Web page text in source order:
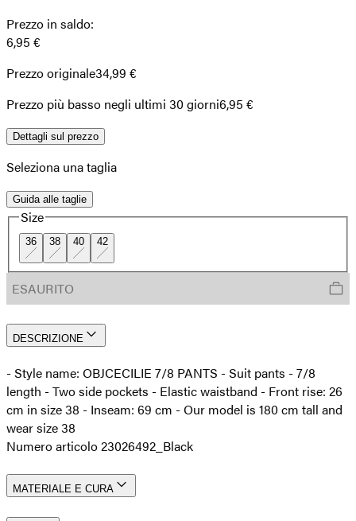
Prezzo in saldo:
6,95 €
Prezzo originale34,99 €
Prezzo più basso negli ultimi 30 giorni6,95 €
Dettagli sul prezzo
Seleziona una taglia
Guida alle taglie
Size
36 38 40 42
ESAURITO
DESCRIZIONE
- Style name: OBJCECILIE 7/8 PANTS - Suit pants - 7/8
length - Two side pockets - Elastic waistband - Front rise: 26
cm in size 38 - Inseam: 69 cm - Our model is 180 cm tall and
wear size 38
Numero articolo 23026492_Black
MATERIALE E CURA